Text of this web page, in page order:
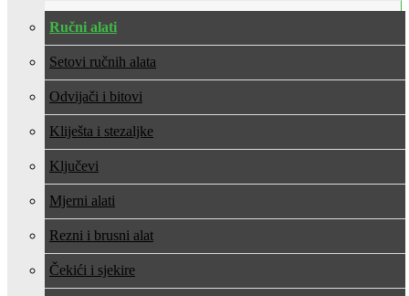
Ručni alati
Setovi ručnih alata
Odvijači i bitovi
Kliješta i stezaljke
Ključevi
Mjerni alati
Rezni i brusni alat
Čekići i sjekire